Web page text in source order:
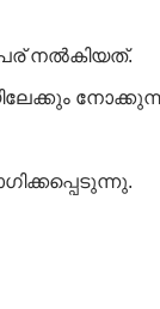
നൽകിയത്.